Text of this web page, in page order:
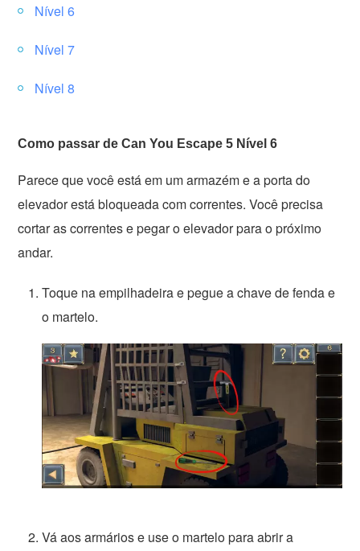
Nível 6
Nível 7
Nível 8
Como passar de Can You Escape 5 Nível 6
Parece que você está em um armazém e a porta do
elevador está bloqueada com correntes. Você precisa
cortar as correntes e pegar o elevador para o próximo
andar.
Toque na empilhadeira e pegue a chave de fenda e
o martelo.
Vá aos armários e use o martelo para abrir a